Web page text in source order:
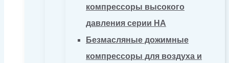
компрессоры высокого
давления серии HA
Безмасляные дожимные
компрессоры для воздуха и